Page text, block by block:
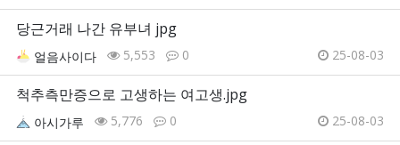
당근거래 나간 유부녀 jpg
얼음사이다 5,553 0 25-08-03
척추측만증으로 고생하는 여고생.jpg
아시가루 5,776 0 25-08-03